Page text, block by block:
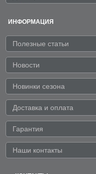
ИНФОРМАЦИЯ
Полезные статьи
Новости
Новинки сезона
Доставка и оплата
Гарантия
Наши контакты